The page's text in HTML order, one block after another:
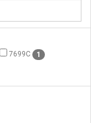
7699C
1